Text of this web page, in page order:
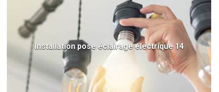
Installation pose éclairage électrique 14